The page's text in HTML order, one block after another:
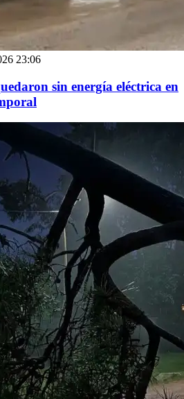
23:06
sin energía eléctrica en